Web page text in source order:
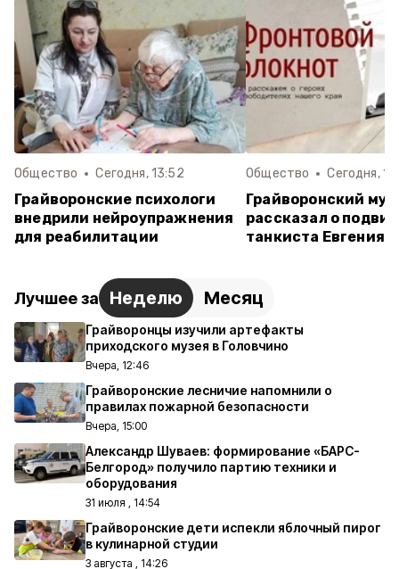
Общество Сегодня, 13:52
Грайворонские психологи
внедрили нейроупражнения
для реабилитации
Общество Сегодня,
Грайворонский
рассказал о
танкиста Евгения
Лучшее за Неделю Месяц
Грайворонцы изучили артефакты
приходского музея в Головчино
Вчера, 12:46
Грайворонские лесничие напомнили о
правилах пожарной безопасности
Вчера, 15:00
Александр Шуваев: формирование «БАРС-
Белгород» получило партию техники и
оборудования
31 июля , 14:54
Грайворонские дети испекли яблочный пирог
в кулинарной студии
3 августа , 14:26